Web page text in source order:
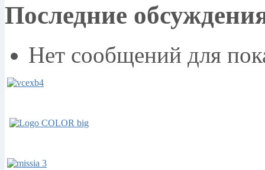
Последние
Нет сообщений для